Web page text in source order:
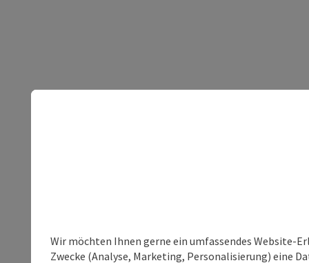
Wir möchten Ihnen gerne ein umfassendes Website-
Zwecke (Analyse, Marketing, Personalisierung) eine